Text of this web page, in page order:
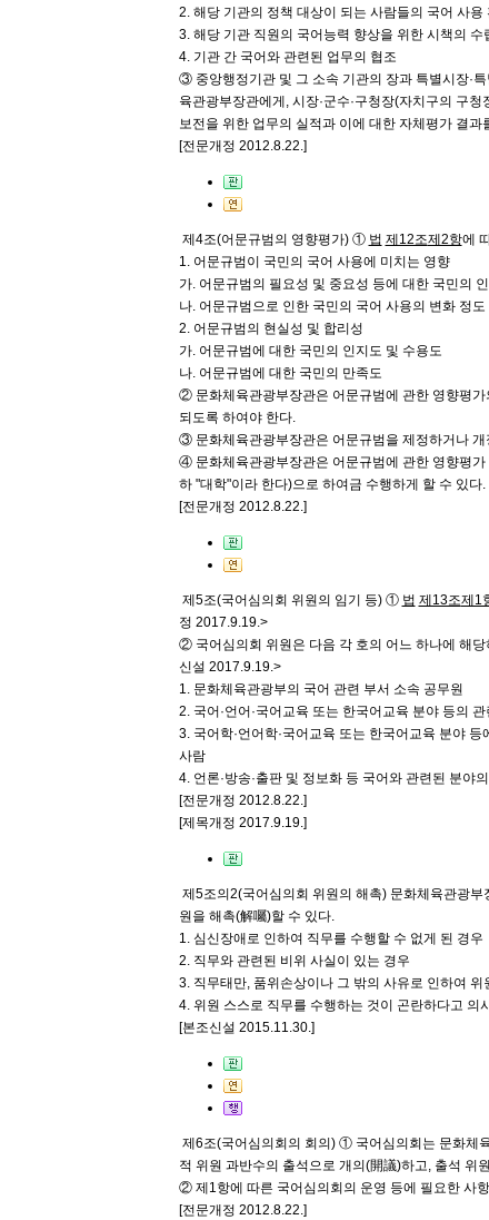
2. 해당 기관의 정책 대상이 되는 사람들의 국어 사
3. 해당 기관 직원의 국어능력 향상을 위한 시책의 수
4. 기관 간 국어와 관련된 업무의 협조
③ 중앙행정기관 및 그 소속 기관의 장과 특별시장·
육관광부장관에게, 시장·군수·구청장(자치구의 구
보전을 위한 업무의 실적과 이에 대한 자체평가 결과
[전문개정 2012.8.22.]
제4조(어문규범의 영향평가)① 법 제12조제2항에
1. 어문규범이 국민의 국어 사용에 미치는 영향
가. 어문규범의 필요성 및 중요성 등에 대한 국민의
나. 어문규범으로 인한 국민의 국어 사용의 변화 정도
2. 어문규범의 현실성 및 합리성
가. 어문규범에 대한 국민의 인지도 및 수용도
나. 어문규범에 대한 국민의 만족도
② 문화체육관광부장관은 어문규범에 관한 영향평가
되도록 하여야 한다.
③ 문화체육관광부장관은 어문규범을 제정하거나
④ 문화체육관광부장관은 어문규범에 관한 영향평
하 "대학"이라 한다)으로 하여금 수행하게 할 수 있다.
[전문개정 2012.8.22.]
제5조(국어심의회 위원의 임기 등)① 법 제13조제1
정 2017.9.19.>
② 국어심의회 위원은 다음 각 호의 어느 하나에 해
신설 2017.9.19.>
1. 문화체육관광부의 국어 관련 부서 소속 공무원
2. 국어·언어·국어교육 또는 한국어교육 분야 등의
3. 국어학·언어학·국어교육 또는 한국어교육 분야
사람
4. 언론·방송·출판 및 정보화 등 국어와 관련된 분야
[전문개정 2012.8.22.]
[제목개정 2017.9.19.]
제5조의2(국어심의회 위원의 해촉)문화체육관광부
원을 해촉(解囑)할 수 있다.
1. 심신장애로 인하여 직무를 수행할 수 없게 된 경우
2. 직무와 관련된 비위 사실이 있는 경우
3. 직무태만, 품위손상이나 그 밖의 사유로 인하여
4. 위원 스스로 직무를 수행하는 것이 곤란하다고 의
[본조신설 2015.11.30.]
제6조(국어심의회의 회의)① 국어심의회는 문화체
적 위원 과반수의 출석으로 개의(開議)하고, 출석 위
② 제1항에 따른 국어심의회의 운영 등에 필요한 사
[전문개정 2012.8.22.]